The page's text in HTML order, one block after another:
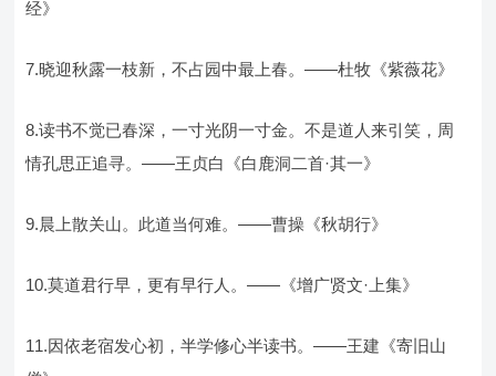
经》
7.晓迎秋露一枝新，不占园中最上春。——杜牧《紫薇花》
8.读书不觉已春深，一寸光阴一寸金。不是道人来引笑，周
情孔思正追寻。——王贞白《白鹿洞二首·其一》
9.晨上散关山。此道当何难。——曹操《秋胡行》
10.莫道君行早，更有早行人。——《增广贤文·上集》
11.因依老宿发心初，半学修心半读书。——王建《寄旧山